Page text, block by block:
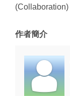
(Collaboration)
作者簡介